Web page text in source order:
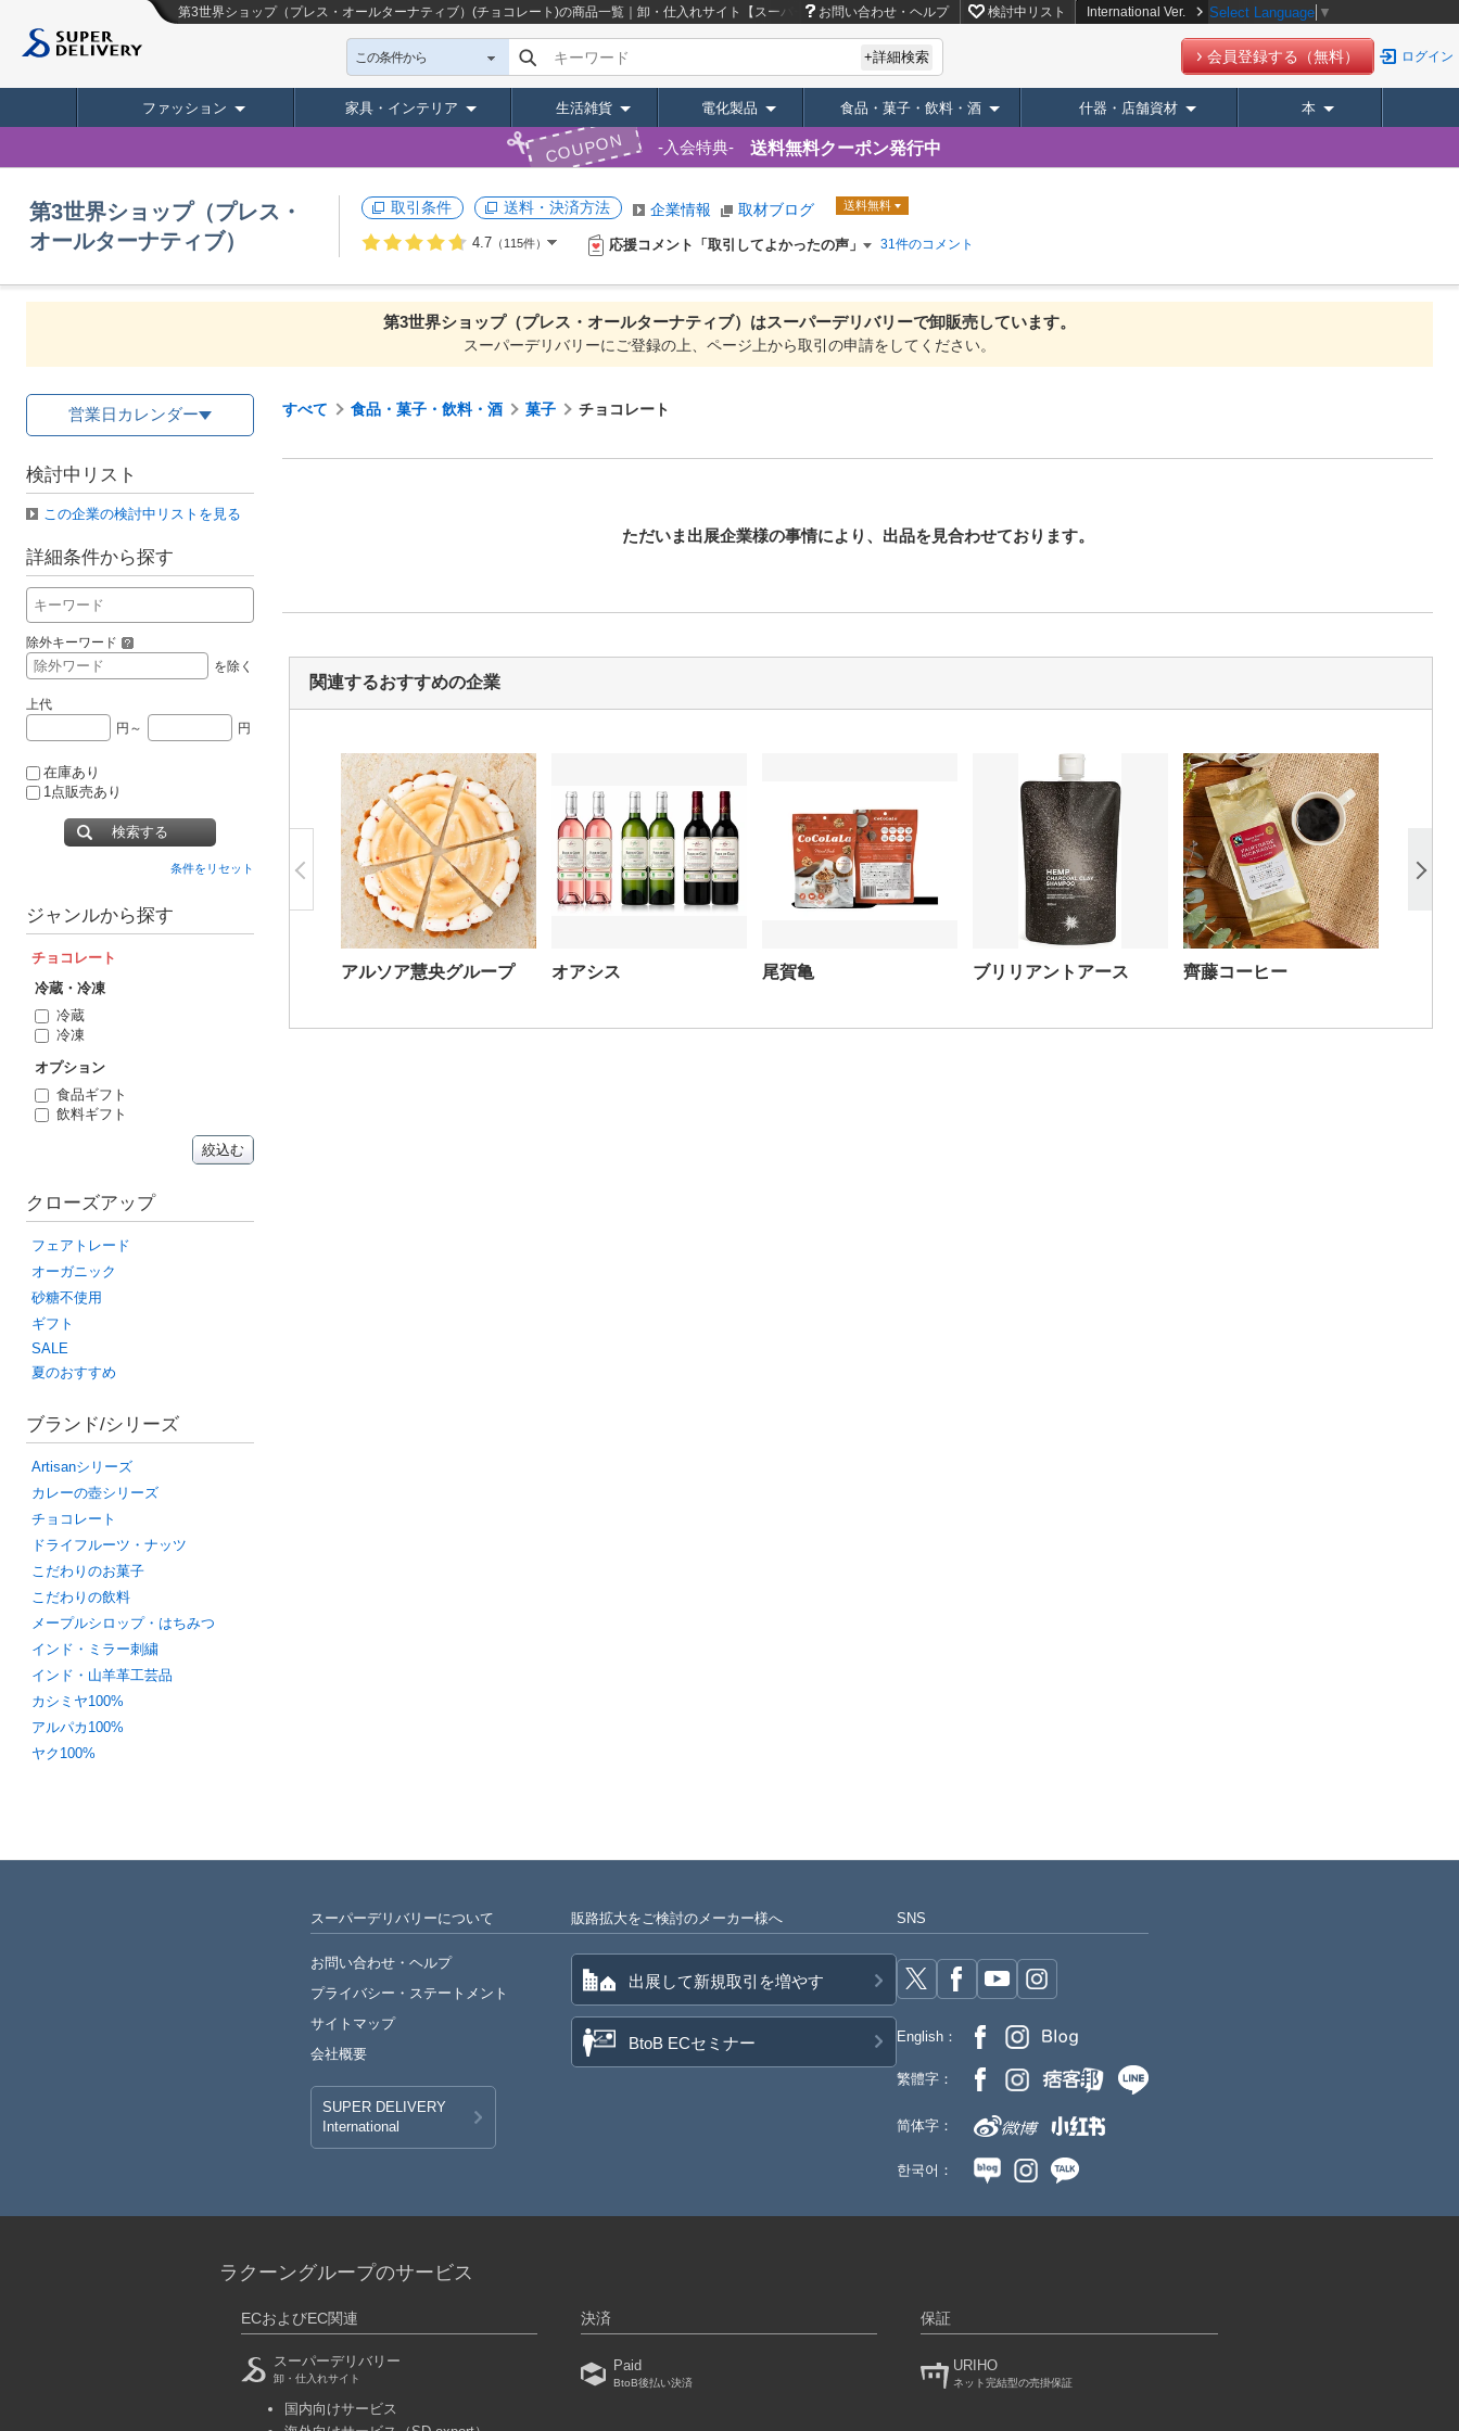
第3世界ショップ（プレス・オールターナティブ）(チョコレート)の商品一覧｜卸・仕入れサイト【スーパーデリバリー】お問い合わせ・ヘルプ 検討中リスト International Ver. Select Language ▼
この条件から キーワード +詳細検索 会員登録する（無料） ログイン
ファッション 家具・インテリア 生活雑貨 電化製品 食品・菓子・飲料・酒 什器・店舗資材 本
COUPON 入会特典 送料無料クーポン発行中
第3世界ショップ（プレス・
オールターナティブ）
取引条件 送料・決済方法 企業情報 取材ブログ 送料無料
4.7（115件） 応援コメント「取引してよかったの声」 31件のコメント
第3世界ショップ（プレス・オールターナティブ）はスーパーデリバリーで卸販売しています。
スーパーデリバリーにご登録の上、ページ上から取引の申請をしてください。
営業日カレンダー
検討中リスト
この企業の検討中リストを見る
詳細条件から探す
除外キーワード
を除く
上代
円～
円
在庫あり
1点販売あり
検索する
条件をリセット
ジャンルから探す
チョコレート
冷蔵・冷凍
冷蔵
冷凍
オプション
食品ギフト
飲料ギフト
絞込む
クローズアップ
フェアトレード
オーガニック
砂糖不使用
ギフト
SALE
夏のおすすめ
ブランド/シリーズ
Artisanシリーズ
カレーの壺シリーズ
チョコレート
ドライフルーツ・ナッツ
こだわりのお菓子
こだわりの飲料
メープルシロップ・はちみつ
インド・ミラー刺繍
インド・山羊革工芸品
カシミヤ100%
アルパカ100%
ヤク100%
すべて 食品・菓子・飲料・酒 菓子 チョコレート
ただいま出展企業様の事情により、 出品を見合わせております。
関連するおすすめの企業
アルソア慧央グループ オアシス 尾賀亀 ブリリアントアース 齊藤コーヒー
スーパーデリバリーについて
お問い合わせ・ヘルプ
プライバシー・ ステートメント
サイトマップ
会社概要
SUPER DELIVERY
International
販路拡大をご検討のメーカー様へ
出展して新規取引を増やす
BtoB ECセミナー
SNS
English：
繁體字：
简体字：
한국어：
ラクーングループのサービス
ECおよびEC関連
スーパーデリバリー
卸・仕入れサイト
国内向けサービス
決済
Paid
BtoB後払い決済
保証
URIHO
ネット完結型の売掛保証